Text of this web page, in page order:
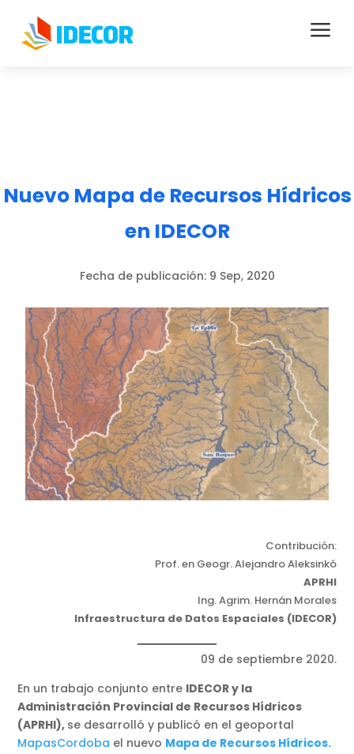
a
Nuevo Mapa de Recursos Hídricos
en IDECOR
Fecha de publicación: 9 Sep, 2020
Contribución:
Prof. en Geogr. Alejandro Aleksinkó
APRHI
Ing. Agrim. Hernán Morales
Infraestructura de Datos Espaciales (IDECOR)
09 de septiembre 2020.
En un trabajo conjunto entre IDECOR y la
Administración Provincial de Recursos Hídricos
(APRHI), se desarrolló y publicó en el geoportal
MapasCordoba el nuevo Mapa de Recursos Hídricos.